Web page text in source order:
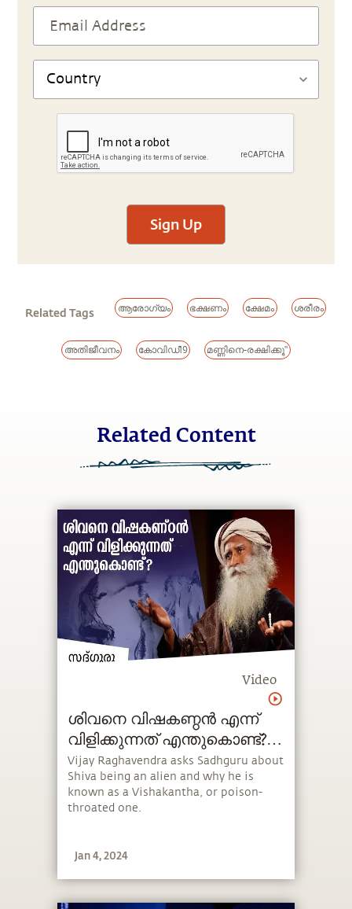
Sign Up
Related Tags ആരോഗ്യം ഭക്ഷണം ക്ഷേമം ശരീരം
അതിജീവനം കോവിഡ്19 മണ്ണിനെ-രക്ഷിക്കൂ"
Related Content
Video
ശിവനെ വിഷകണ്ഠൻ എന്ന്
വിളിക്കുന്നത് എന്തുകൊണ്ട്?
How Shiva's Throat Turned
Blue?
Vijay Raghavendra asks Sadhguru about
Shiva being an alien and why he is
known as a Vishakantha, or poison-
throated one.
Jan 4, 2024